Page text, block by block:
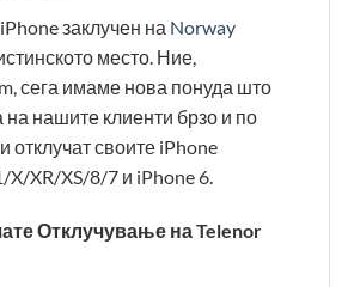
заклучен на Norway
место. Ние,
сега имаме нова понуда што
нашите клиенти брзо и по
отклучат своите iPhone
XR/XS/8/7 и iPhone 6.
Отклучување на Telenor